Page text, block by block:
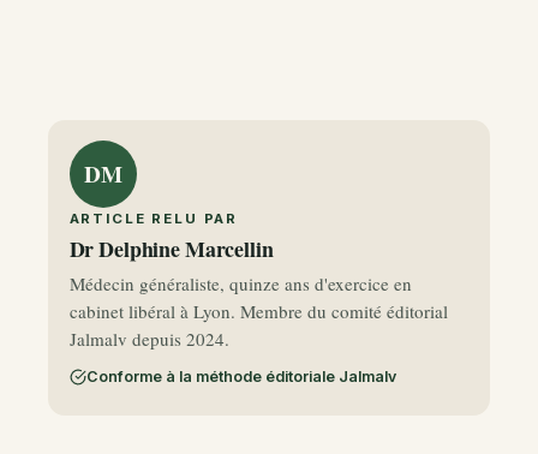
DM
ARTICLE RELU PAR
Dr Delphine Marcellin
Médecin généraliste, quinze ans d'exercice en
cabinet libéral à Lyon. Membre du comité éditorial
Jalmalv depuis 2024.
Conforme à la méthode éditoriale Jalmalv